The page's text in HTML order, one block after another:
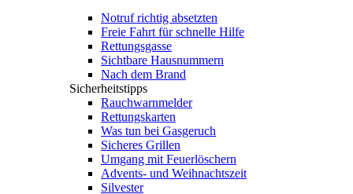
Notruf richtig absetzten
Freie Fahrt für schnelle Hilfe
Rettungsgasse
Sichtbare Hausnummern
Nach dem Brand
Sicherheitstipps
Rauchwarnmelder
Rettungskarten
Was tun bei Gasgeruch
Sicheres Grillen
Umgang mit Feuerlöschern
Advents- und Weihnachtszeit
Silvester